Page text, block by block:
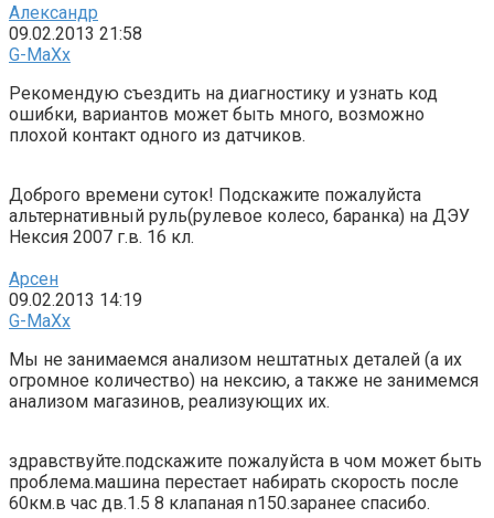
Александр
09.02.2013 21:58
G-MaXx
Рекомендую съездить на диагностику и узнать код
ошибки, вариантов может быть много, возможно
плохой контакт одного из датчиков.
Доброго времени суток! Подскажите пожалуйста
альтернативный руль(рулевое колесо, баранка) на ДЭУ
Нексия 2007 г.в. 16 кл.
Арсен
09.02.2013 14:19
G-MaXx
Мы не занимаемся анализом нештатных деталей (а их
огромное количество) на нексию, а также не занимемся
анализом магазинов, реализующих их.
здравствуйте.подскажите пожалуйста в чом может быть
проблема.машина перестает набирать скорость после
60км.в час дв.1.5 8 клапаная n150.заранее спасибо.